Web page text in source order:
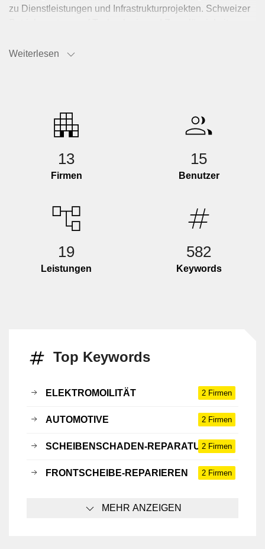
zu Dienstleistungen und Infrastrukturprojekten. Schweizer
auf WAISCH schnell relevante Anbieter und alle wichtigen
Informationen. Wer seine Leistungen und Ideen zeigen
Vertrauen aufzubauen und neue Geschäftskontakte zu
Weiterlesen
13
Firmen
15
Benutzer
19
Leistungen
582
Keywords
Top Keywords
ELEKTROMOILITÄT 2 Firmen
AUTOMOTIVE 2 Firmen
SCHEIBENSCHADEN-REPARATUR2 Firmen
FRONTSCHEIBE-REPARIEREN 2 Firmen
MEHR ANZEIGEN